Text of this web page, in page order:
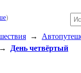
)
→
День четвёртый